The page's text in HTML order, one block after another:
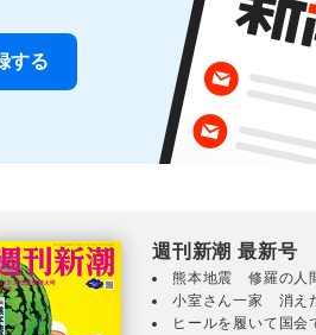
週刊新潮 最新号
熊本地震 修羅の人
小室さん一家 消え
ヒールを履いて国